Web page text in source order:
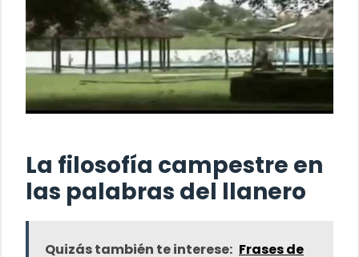
La filosofía campestre en
las palabras del llanero
Quizás también te interese: Frases de